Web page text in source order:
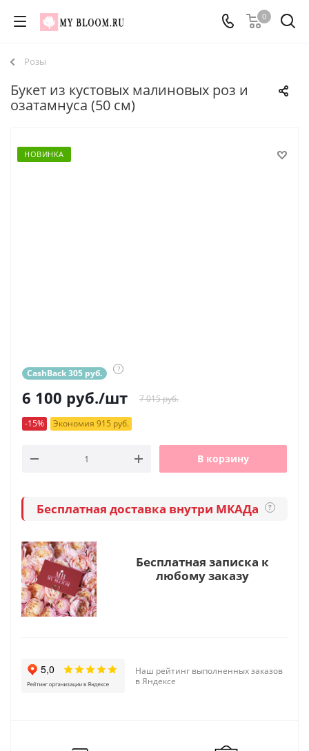
0
Розы
Букет из кустовых малиновых роз и
озатамнуса (50 см)
НОВИНКА
CashBack 305 руб. ?
6 100 руб./шт 7 015 руб.
-15% Экономия 915 руб.
В корзину
Бесплатная доставка внутри МКАДа ?
Бесплатная записка к
любому заказу
Наш рейтинг выполненных заказов
в Яндексе